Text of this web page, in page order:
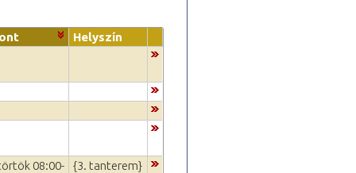
Helyszín
08:00-
{3. tanterem}